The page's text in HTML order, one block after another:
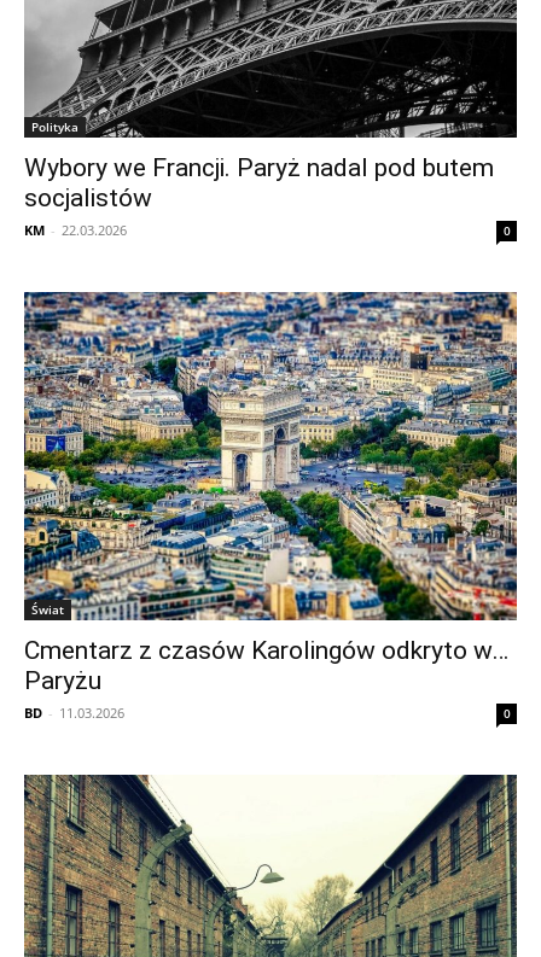
Polityka
Wybory we Francji. Paryż nadal pod butem
socjalistów
KM - 22.03.2026 0
Świat
Cmentarz z czasów Karolingów odkryto w…
Paryżu
BD - 11.03.2026 0